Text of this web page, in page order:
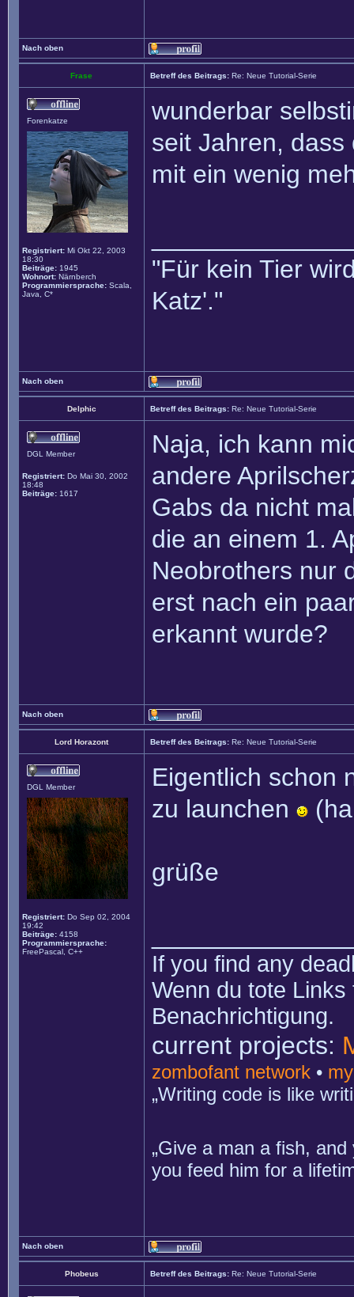
Nach oben
Frase Betreff des Beitrags: Re: Neue Tutorial-Serie
Forenkatze
Registriert: Mi Okt 22, 2003
18:30
Beiträge: 1945
Wohnort: Närnberch
Programmiersprache: Scala,
Java, C*
wunderbar
seit Jahren, dass
mit ein wenig
"Für kein Tier
Katz'."
Nach oben
Delphic Betreff des Beitrags: Re: Neue Tutorial-Serie
DGL Member
Registriert: Do Mai 30, 2002
18:48
Beiträge: 1617
Naja, ich kann
andere
Gabs da nicht
die an einem 1.
Neobrothers nur
erst nach ein
erkannt wurde?
Nach oben
Lord Horazont Betreff des Beitrags: Re: Neue Tutorial-Serie
DGL Member
Registriert: Do Sep 02, 2004
19:42
Beiträge: 4158
Programmiersprache:
FreePascal, C++
Eigentlich schon
zu launchen
grüße
If you find any
Wenn du tote
Benachrichtigung.
current projects:
zombofant network •
„Writing code is like
„Give a man a fish,
you feed him for a
Nach oben
Phobeus Betreff des Beitrags: Re: Neue Tutorial-Serie